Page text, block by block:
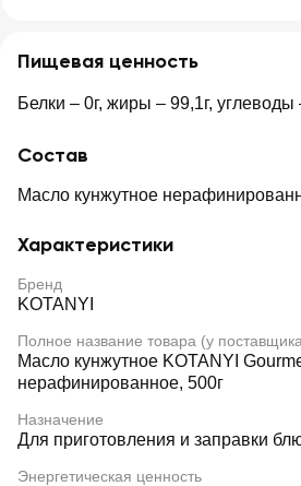
Пищевая ценность
Белки – 0г, жиры – 99,1г, углеводы
Состав
Масло кунжутное
Характеристики
Бренд
KOTANYI
Полное название товара (у
Масло кунжутное KOTANYI
нерафинированное, 500г
Назначение
Для приготовления и заправки
Энергетическая ценность